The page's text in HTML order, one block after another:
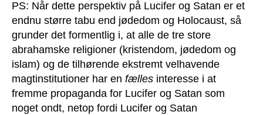
PS: Når dette perspektiv på Lucifer og Satan er et
endnu større tabu end jødedom og Holocaust, så
grunder det formentlig i, at alle de tre store
abrahamske religioner (kristendom, jødedom og
islam) og de tilhørende ekstremt velhavende
magtinstitutioner har en fælles interesse i at
fremme propaganda for Lucifer og Satan som
noget ondt, netop fordi Lucifer og Satan